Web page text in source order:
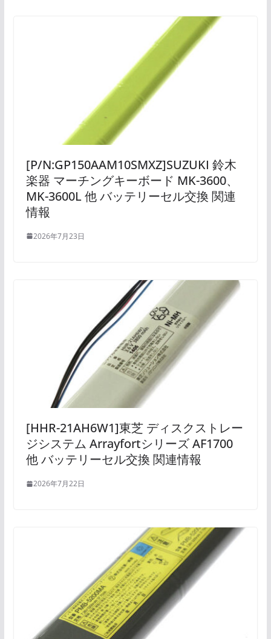
[P/N:GP150AAM10SMXZ]SUZUKI 鈴木
楽器 マーチングキーボード MK-3600、
MK-3600L 他 バッテリーセル交換 関連
情報
2026年7月23日
[HHR-21AH6W1]東芝 ディスクストレー
ジシステム Arrayfortシリーズ AF1700
他 バッテリーセル交換 関連情報
2026年7月22日